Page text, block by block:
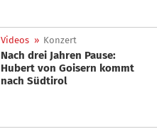
Videos » Konzert
Nach drei Jahren Pause:
Hubert von Goisern kommt
nach Südtirol